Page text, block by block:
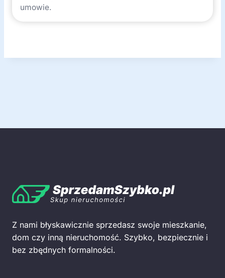
umowie.
Z nami błyskawicznie sprzedasz swoje mieszkanie,
dom czy inną nieruchomość. Szybko, bezpiecznie i
bez zbędnych formalności.